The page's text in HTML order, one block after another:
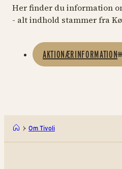
Her finder du information
- alt indhold stammer fra
AKTIONÆRINFORMATION
Om Tivoli